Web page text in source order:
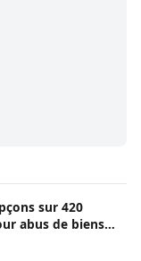
sur 420
abus de biens